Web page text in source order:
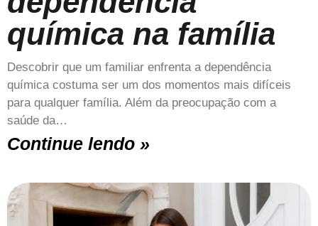
química na família
Descobrir que um familiar enfrenta a dependência
química costuma ser um dos momentos mais difíceis
para qualquer família. Além da preocupação com a
saúde da…
Continue lendo »